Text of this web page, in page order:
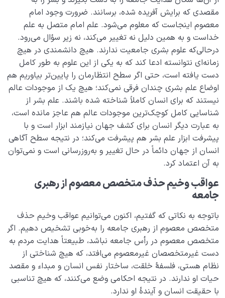
مقصدی که برایش آفریده شده، برسانند. ضرورت وجود امام
معصوم اینجاست که معلوم می‌شود. علم امام متصل به علم
خداست و به همین دلیل نه تغییر می‌کند، نه زیر سؤال می‌رود.
درحالی‌که علوم بشری جامعیت ندارند. هیچ دانشمندی در هیچ
زمانه‌ای نتوانسته ادعا کند که به یکی از این علوم به طور کامل
دست یافته است، حتی اگر سطح انتظارمان را پایین‌تر بیاوریم هم
اوضاع علم بشری چندان فرقی نمی‌کند؛ هیچ یک از موجودات عالم
نیستند که برای انسان کاملاً شناخته شده باشند. علم بشر از
شناسایی کامل کوچک‌ترین موجودات عالم هم عاجز مانده است،
به عبارت دیگر انسان برای کشف جهان نیازمند ابزار است و با
پیشرفت ابزار علم بشر هم پیشرفت می‌کند؛ در نتیجه سطح آگاهی
انسان از جهان دائماً در حال تغییر و به‌روزرسانی‌ است و نمی‌توان
به آن‌ اعتماد کرد.
عواقب وخیم حذف متخصص معصوم از رهبری
جامعه
باتوجه به نکاتی که گفتیم، اکنون می‌توانیم عواقب وخیم حذف
متخصص معصوم از رهبری جامعه را به‌خوبی تشخیص دهیم. اگر
متخصص معصوم در رأس جامعه نباشد، طبیعتاً هدایت مردم به
دست غیرمتخصصان غیرمعصوم ‌می‌افتد، که هیچ شناختی از
نظام هستی، فلسفۀ خلقت، ساختار نفس انسان و مبداء و مقصد
حیات او ندارند. در نتیجه احکامی ‌وضع می‌کنند، که هیچ تناسبی
با حقیقت انسان و آیندۀ او ندارد.